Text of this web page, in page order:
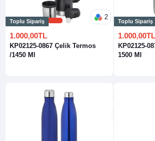
1 2
Toplu Sipariş
2
1.000,00TL
KP02125-0867 Çelik Termos
/1450 Ml
Toplu Sipariş
1.000,00TL
KP02125-
1500 Ml